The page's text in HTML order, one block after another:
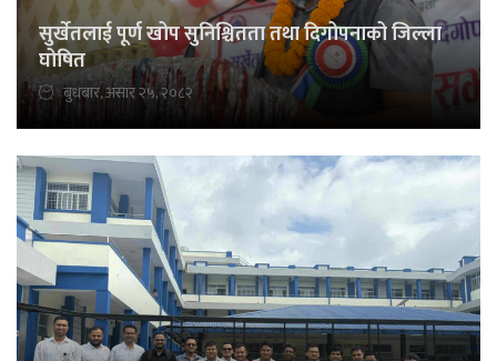
सुर्खेतलाई पूर्ण खोप सुनिश्चितता तथा दिगोपनाको जिल्ला
घोषित
बुधबार, असार २५, २०८२